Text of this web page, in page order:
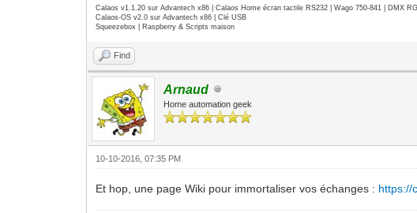
Calaos v1.1.20 sur Advantech x86 | Calaos Home écran tactile RS232 | Wago 750-841 | DMX
Calaos-OS v2.0 sur Advantech x86 | Clé USB
Squeezebox | Raspberry & Scripts maison
Find
Arnaud
Home automation geek
10-10-2016, 07:35 PM
Et hop, une page Wiki pour immortaliser vos échanges : https://